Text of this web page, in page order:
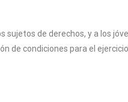
sujetos de derechos, y a los
de condiciones para el